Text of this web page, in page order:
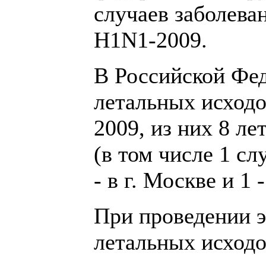
случаев
Н1N1-2009.
В Российской
летальных
2009, из них 8
(в том числе 1
- в г. Москве и 1
При проведении
летальных